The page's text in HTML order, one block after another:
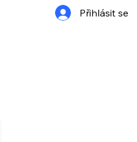
Přihlásit se